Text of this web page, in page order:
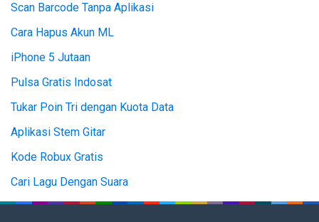
Scan Barcode Tanpa Aplikasi
Cara Hapus Akun ML
iPhone 5 Jutaan
Pulsa Gratis Indosat
Tukar Poin Tri dengan Kuota Data
Aplikasi Stem Gitar
Kode Robux Gratis
Cari Lagu Dengan Suara
Top Up ML